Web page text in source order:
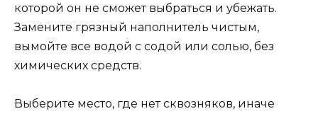
которой он не сможет выбраться и убежать.
Замените грязный наполнитель чистым,
вымойте все водой с содой или солью, без
химических средств.
Выберите место, где нет сквозняков, иначе